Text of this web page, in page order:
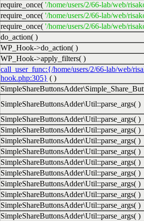
require_once( '/home/users/2/66-lab/web/
require_once( '/home/users/2/66-lab/web/
require_once( '/home/users/2/66-lab/web/
do_action( )
WP_Hook->do_action( )
WP_Hook->apply_filters( )
call_user_func:{/home/users/2/66-lab/web/
hook.php:305} ( )
SimpleShareButtonsAdder\Util::parse_args( )
SimpleShareButtonsAdder\Util::parse_args( )
SimpleShareButtonsAdder\Util::parse_args( )
SimpleShareButtonsAdder\Util::parse_args( )
SimpleShareButtonsAdder\Util::parse_args( )
SimpleShareButtonsAdder\Util::parse_args( )
SimpleShareButtonsAdder\Util::parse_args( )
SimpleShareButtonsAdder\Util::parse_args( )
SimpleShareButtonsAdder\Util::parse_args( )
SimpleShareButtonsAdder\Util::parse_args( )
SimpleShareButtonsAdder\Util::parse_args( )